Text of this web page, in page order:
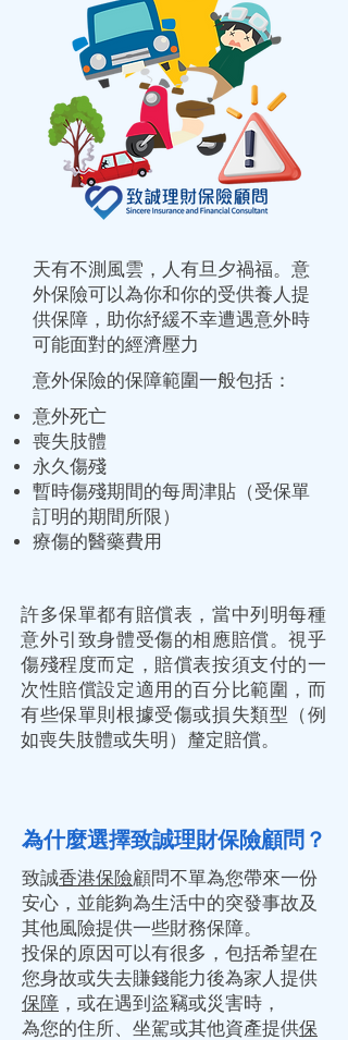
天有不測風雲，人有旦夕禍福。意
外保險可以為你和你的受供養人提
供保障 ，助你紓緩不幸遭遇意外時
可能面對的經濟壓力​
意外保險的保障範圍一般包括：
意外死亡
喪失肢體
永久傷殘
暫時傷殘期間的每周津貼（受保單
訂明的期間所限）
療傷的醫藥費用
許多保單都有賠償表，當中列明每種
意外引致身體受傷的相應賠償。視乎
傷殘程度而定，賠償表按須支付的一
次性賠償設定適用的百分比範圍，而
有些保單則根據受傷或損失類型（例
如喪失肢體或失明）釐定賠償。
為什麼選擇致誠理財保險顧問？
致誠香港保險顧問不單為您帶來一份
安心，並能夠為生活中的突發事故及
其他風險提供一些財務保障。
投保的原因可以有很多，包括希望在
您身故或失去賺錢能力後為家人提供
保障 ，或在遇到盜竊或災害時，
為您的住所、坐駕或其他資產提供保